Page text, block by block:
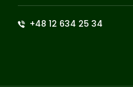
+48 12 634 25 34